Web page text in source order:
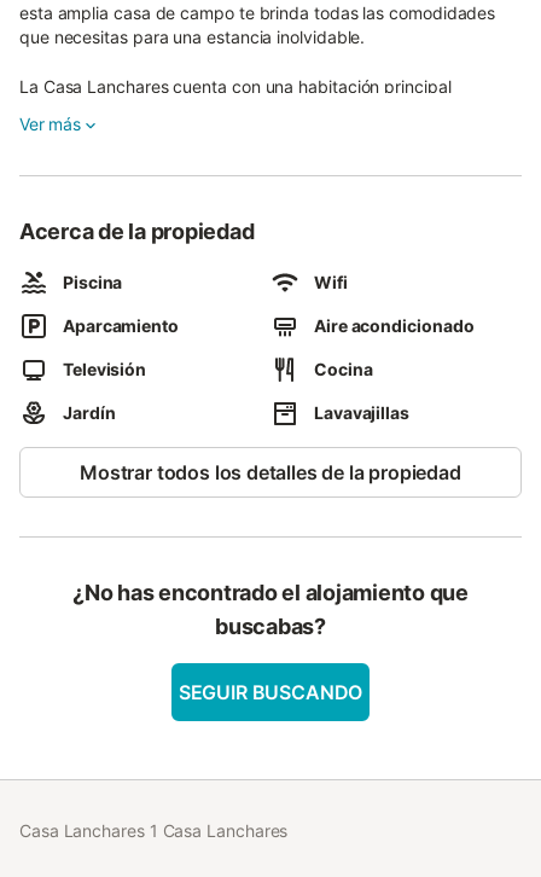
esta amplia casa de campo te brinda todas las comodidades
que necesitas para una estancia inolvidable.
La Casa Lanchares cuenta con una habitación principal
como 6 acogedores dormitorios independientes que aseguran
encontrarás una sala de estar espaciosa donde podrás relajarte
equipada te permitirá preparar tus propias comidas y
una TV de pantalla plana de 55 pulgadas en el salón y otra en
una de las habitaciones, para que puedas disfrutar de tus
programas favoritos durante tu estancia. Además, la Casa
Lanchares te invita a explorar su maravilloso jardín de 2000 m2,
donde podrás disfrutar de la belleza natural que te rodea y
relajarte junto a la piscina privada. Las vistas al jardín te
brindarán momentos de paz y tranquilidad.
Ver más
Acerca de la propiedad
Piscina Wifi
Aparcamiento Aire acondicionado
Televisión Cocina
Jardín Lavavajillas
Mostrar todos los detalles de la propiedad
¿No has encontrado el alojamiento que
buscabas?
SEGUIR BUSCANDO
Casa Lanchares 1 Casa Lanchares